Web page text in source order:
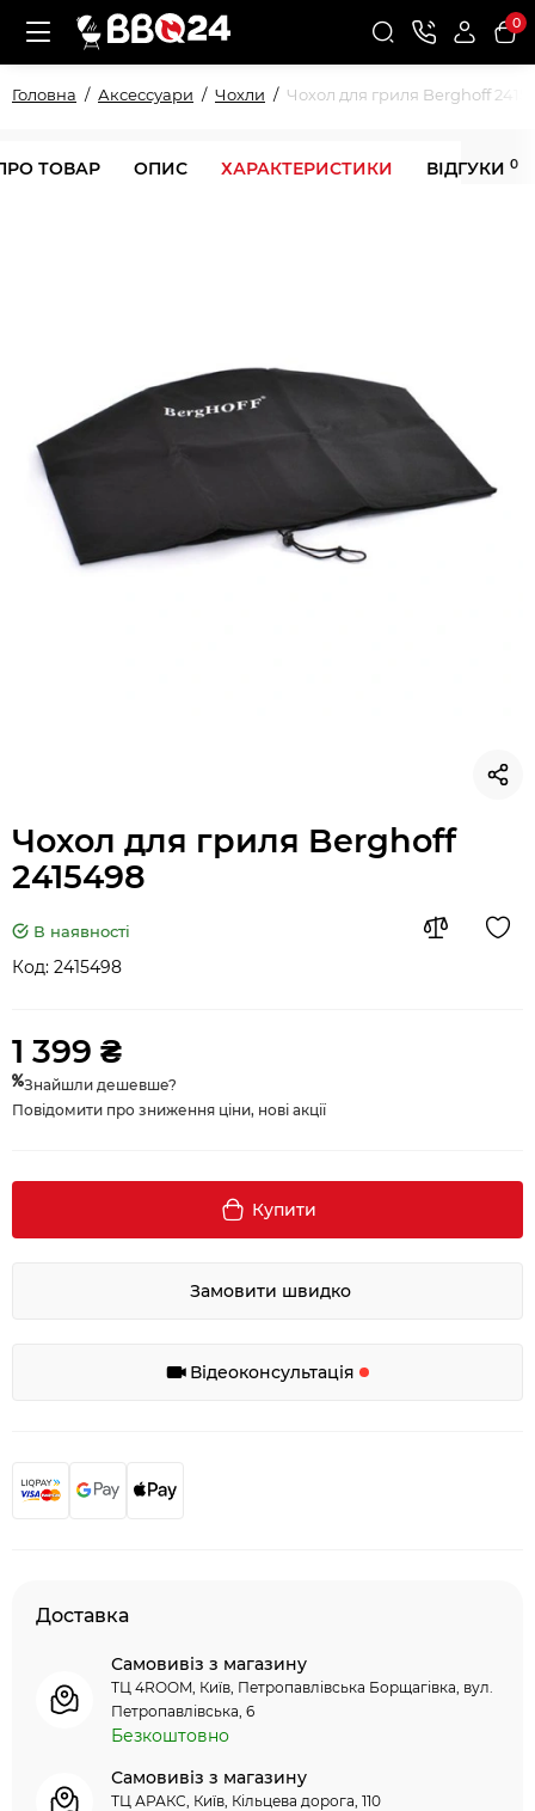
0
Головна Аксессуари Чохли Чохол для гриля Berghoff
ТОВАР ОПИС ХАРАКТЕРИСТИКИ ВІДГУКИ 0
Чохол для гриля Berghoff
2415498
В наявності
Код: 2415498
1 399 ₴
Знайшли дешевше?
Повідомити про зниження ціни, нові акції
Купити
Замовити швидко
Відеоконсультація
Доставка
Самовивіз з магазину
ТЦ 4ROOM, Київ, Петропавлівська Борщагівка, вул.
Петропавлівська, 6
Безкоштовно
Самовивіз з магазину
ТЦ АРАКС, Київ, Кільцева дорога, 110